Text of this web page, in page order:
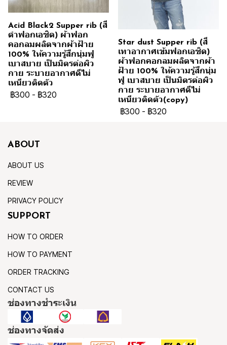
Acid Black2 Supper rib (สี
ดำฟอกเอซิด) ผ้าฟอก
คอกลมผลิตจากผ้าฝ้าย
100% ให้ความรู้สึกนุ่มฟู
เบาสบาย เป็นมิตรต่อผิว
กาย ระบายอากาศดีไม่
เหนียวติดตัว
฿300 - ฿320
Star dust Supper rib (สี
เทาอากาศเข้มฟอกเอซิด)
ผ้าฟอกคอกลมผลิตจากผ้า
ฝ้าย 100% ให้ความรู้สึกนุ่ม
ฟู เบาสบาย เป็นมิตรต่อผิว
กาย ระบายอากาศดีไม่
เหนียวติดตัว(copy)
฿300 - ฿320
ABOUT
ABOUT US
REVIEW
PRIVACY POLICY
SUPPORT
HOW TO ORDER
HOW TO PAYMENT
ORDER TRACKING
CONTACT US
ช่องทางชำระเงิน
ช่องทางจัดส่ง